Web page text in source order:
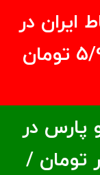
ایران در
پارس در
۶00 هزار تومان /